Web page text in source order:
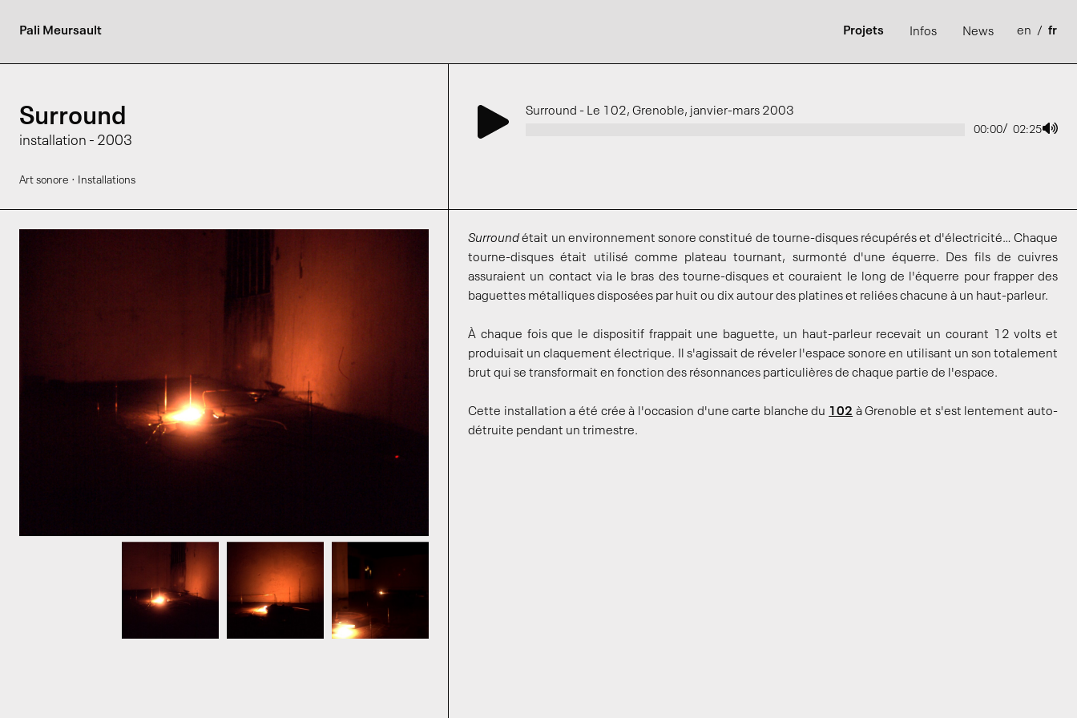
Pali Meursault Projets Infos News en / fr
Surround
installation - 2003
Art sonore · Installations
Surround - Le 102, Grenoble, janvier-mars 2003
00:00/ 02:25
Surroundétait un environnement sonore constitué de tourne-disques récupérés et d'électricité… Chaque
tourne-disques était utilisé comme plateau tournant, surmonté d'une équerre. Des fils de cuivres
assuraient un contact via le bras des tourne-disques et couraient le long de l'équerre pour frapper des
baguettes métalliques disposées par huit ou dix autour des platines et reliées chacune à un haut-parleur.
À chaque fois que le dispositif frappait une baguette, un haut-parleur recevait un courant 12 volts et
produisait un claquement électrique. Il s'agissait de réveler l'espace sonore en utilisant un son totalement
brut qui se transformait en fonction des résonnances particulières de chaque partie de l'espace.
Cette installation a été crée à l'occasion d'une carte blanche du 102 à Grenoble et s'est lentement auto-
détruite pendant un trimestre.